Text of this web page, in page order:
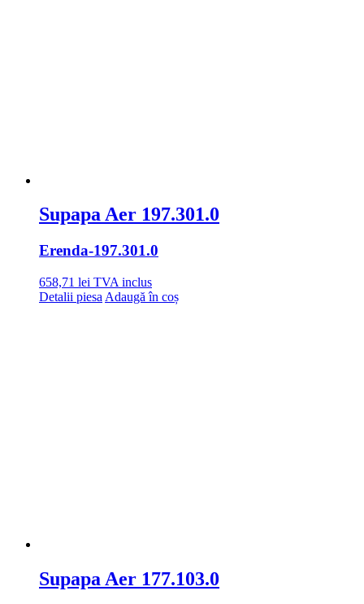
Supapa Aer 197.301.0
Erenda-197.301.0
658,71 lei TVA inclus
Detalii piesa Adaugă în coș
Supapa Aer 177.103.0